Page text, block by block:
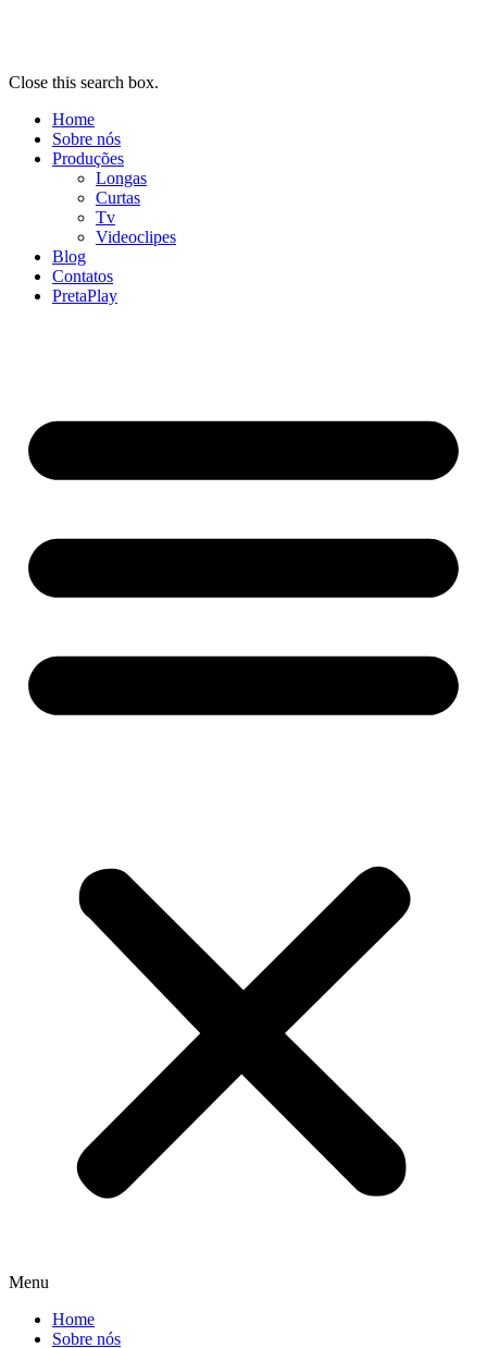
Close this search box.
Home
Sobre nós
Produções
Longas
Curtas
Tv
Videoclipes
Blog
Contatos
PretaPlay
Menu
Home
Sobre nós